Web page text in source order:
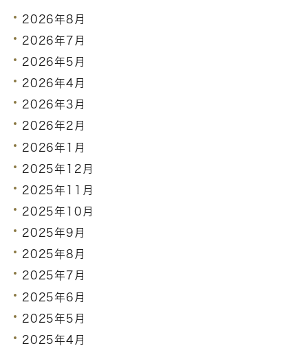
2026年8月
2026年7月
2026年5月
2026年4月
2026年3月
2026年2月
2026年1月
2025年12月
2025年11月
2025年10月
2025年9月
2025年8月
2025年7月
2025年6月
2025年5月
2025年4月